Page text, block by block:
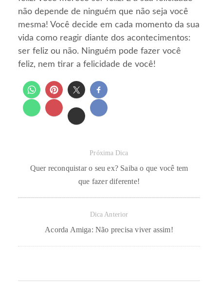
não depende de ninguém que não seja você
mesma! Você decide em cada momento da sua
vida como reagir diante dos acontecimentos:
ser feliz ou não. Ninguém pode fazer você
feliz, nem tirar a felicidade de você!
Próxima Dica
Quer reconquistar o seu ex? Saiba o que você tem
que fazer diferente!
Dica Anterior
Acorda Amiga: Não precisa viver assim!